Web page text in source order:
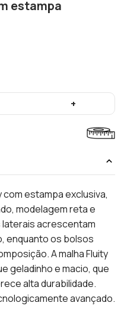
estampa
+
estampa exclusiva,
modelagem reta e
acrescentam
enquanto os bolsos
A malha Fluity
geladinho e macio, que
alta durabilidade.
avançado.